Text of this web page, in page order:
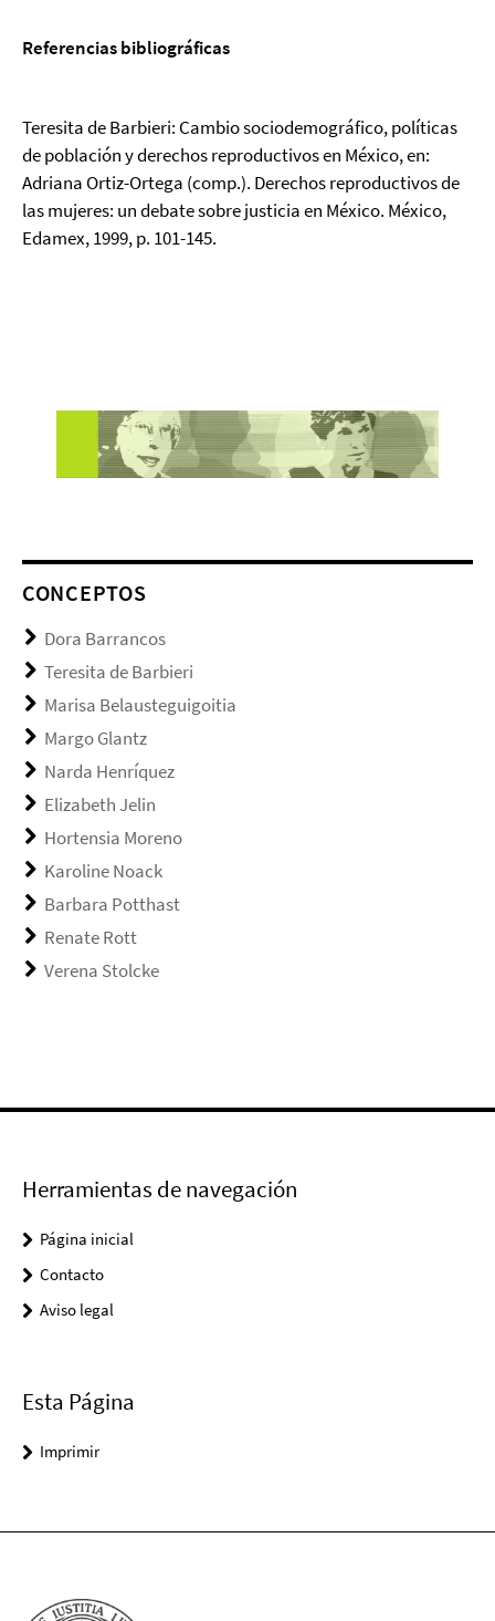
Referencias bibliográficas
Teresita de Barbieri: Cambio sociodemográfico, políticas
de población y derechos reproductivos en México, en:
Adriana Ortiz-Ortega (comp.). Derechos reproductivos de
las mujeres: un debate sobre justicia en México. México,
Edamex, 1999, p. 101-145.
CONCEPTOS
Dora Barrancos
Teresita de Barbieri
Marisa Belausteguigoitia
Margo Glantz
Narda Henríquez
Elizabeth Jelin
Hortensia Moreno
Karoline Noack
Barbara Potthast
Renate Rott
Verena Stolcke
Herramientas de navegación
Página inicial
Contacto
Aviso legal
Esta Página
Imprimir